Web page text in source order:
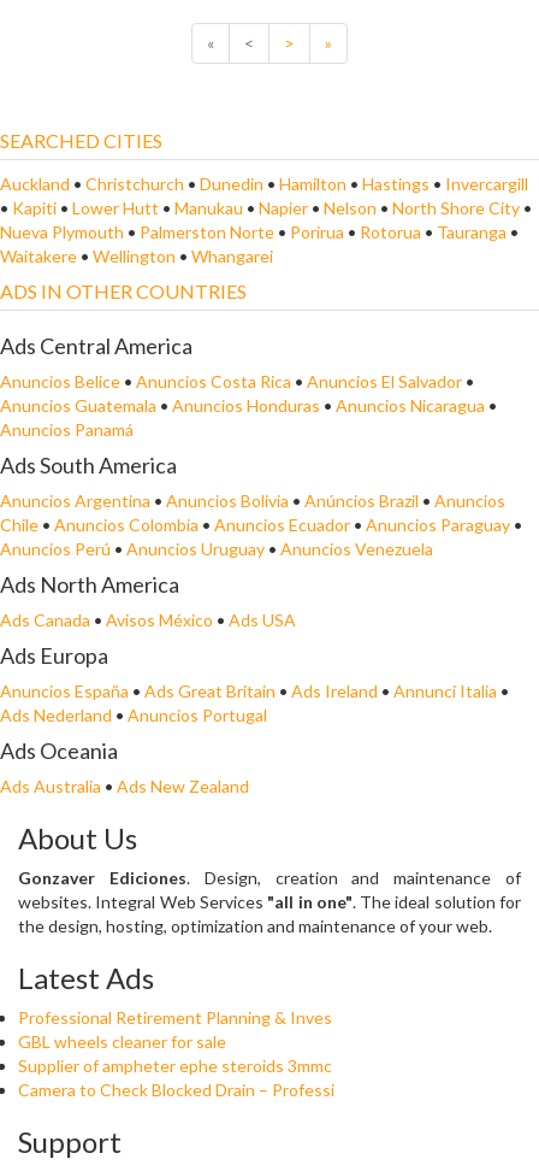
« < > »
SEARCHED CITIES
Auckland • Christchurch • Dunedin • Hamilton • Hastings • Invercargill
• Kapiti • Lower Hutt • Manukau • Napier • Nelson • North Shore City •
Nueva Plymouth • Palmerston Norte • Porirua • Rotorua • Tauranga •
Waitakere • Wellington • Whangarei
ADS IN OTHER COUNTRIES
Ads Central America
Anuncios Belice • Anuncios Costa Rica • Anuncios El Salvador •
Anuncios Guatemala • Anuncios Honduras • Anuncios Nicaragua •
Anuncios Panamá
Ads South America
Anuncios Argentina • Anuncios Bolivia • Anúncios Brazil • Anuncios
Chile • Anuncios Colombia • Anuncios Ecuador • Anuncios Paraguay •
Anuncios Perú • Anuncios Uruguay • Anuncios Venezuela
Ads North America
Ads Canada • Avisos México • Ads USA
Ads Europa
Anuncios España • Ads Great Britain • Ads Ireland • Annunci Italia •
Ads Nederland • Anuncios Portugal
Ads Oceania
Ads Australia • Ads New Zealand
About Us
Gonzaver Ediciones. Design, creation and maintenance of
websites. Integral Web Services "all in one". The ideal solution for
the design, hosting, optimization and maintenance of your web.
Latest Ads
Professional Retirement Planning & Inves
GBL wheels cleaner for sale
Supplier of ampheter ephe steroids 3mmc
Camera to Check Blocked Drain – Professi
Support